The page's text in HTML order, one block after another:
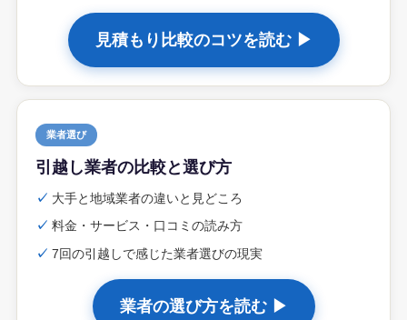
見積もり比較のコツを読む ▶
業者選び
引越し業者の比較と選び方
✓ 大手と地域業者の違いと見どころ
✓ 料金・サービス・口コミの読み方
✓ 7回の引越しで感じた業者選びの現実
業者の選び方を読む ▶